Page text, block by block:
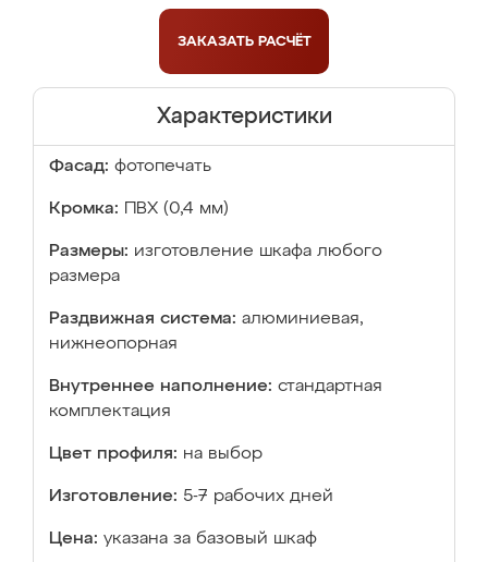
ЗАКАЗАТЬ РАСЧЁТ
Характеристики
Фасад: фотопечать
Кромка: ПВХ (0,4 мм)
Размеры: изготовление шкафа любого
размера
Раздвижная система: алюминиевая,
нижнеопорная
Внутреннее наполнение: стандартная
комплектация
Цвет профиля: на выбор
Изготовление: 5-7 рабочих дней
Цена: указана за базовый шкаф